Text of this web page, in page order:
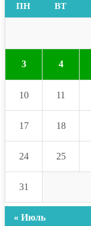
ПН ВТ
3 4
10 11
17 18
24 25
31
« Июль